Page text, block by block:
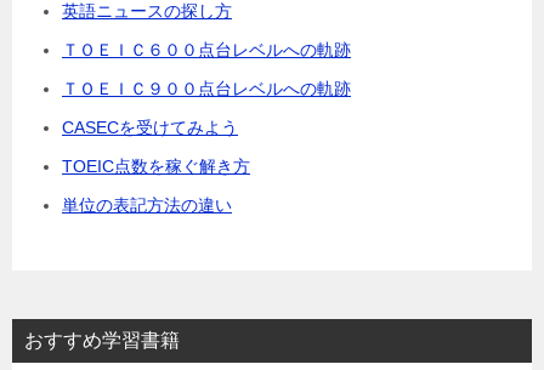
英語ニュースの探し方
ＴＯＥＩＣ６００点台レベルへの軌跡
ＴＯＥＩＣ９００点台レベルへの軌跡
CASECを受けてみよう
TOEIC点数を稼ぐ解き方
単位の表記方法の違い
おすすめ学習書籍